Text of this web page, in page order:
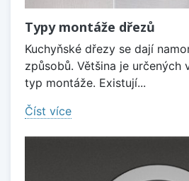
Typy montáže dřezů
Kuchyňské dřezy se dají
způsobů. Většina je určených
typ montáže. Existují...
Číst více